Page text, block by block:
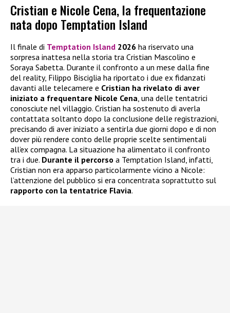
Cristian e Nicole Cena, la frequentazione
nata dopo Temptation Island
Il finale di Temptation Island 2026 ha riservato una
sorpresa inattesa nella storia tra Cristian Mascolino e
Soraya Sabetta. Durante il confronto a un mese dalla fine
del reality, Filippo Bisciglia ha riportato i due ex fidanzati
davanti alle telecamere e Cristian ha rivelato di aver
iniziato a frequentare Nicole Cena, una delle tentatrici
conosciute nel villaggio. Cristian ha sostenuto di averla
contattata soltanto dopo la conclusione delle registrazioni,
precisando di aver iniziato a sentirla due giorni dopo e di non
dover più rendere conto delle proprie scelte sentimentali
all’ex compagna. La situazione ha alimentato il confronto
tra i due. Durante il percorso a Temptation Island, infatti,
Cristian non era apparso particolarmente vicino a Nicole:
l’attenzione del pubblico si era concentrata soprattutto sul
rapporto con la tentatrice Flavia.